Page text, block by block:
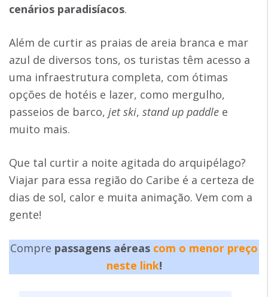
cenários paradisíacos.
Além de curtir as praias de areia branca e mar
azul de diversos tons, os turistas têm acesso a
uma infraestrutura completa, com ótimas
opções de hotéis e lazer, como mergulho,
passeios de barco, jet ski, stand up paddle e
muito mais.
Que tal curtir a noite agitada do arquipélago?
Viajar para essa região do Caribe é a certeza de
dias de sol, calor e muita animação. Vem com a
gente!
Compre passagens aéreas com o menor preço
neste link!